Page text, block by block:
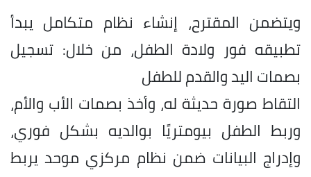
ويتضمن المقترح، إنشاء نظام متكامل يبدأ
تطبيقه فور ولادة الطفل، من خلال: تسجيل
بصمات اليد والقدم للطفل
التقاط صورة حديثة له، وأخذ بصمات الأب والأم،
وربط الطفل بيومتريًا بوالديه بشكل فوري،
وإدراج البيانات ضمن نظام مركزي موحد يربط